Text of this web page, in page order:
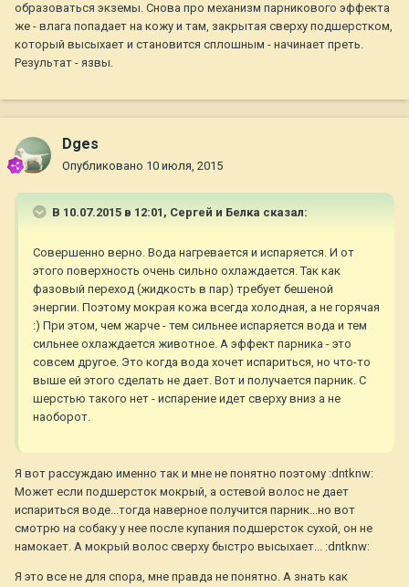
образоваться экземы. Снова про механизм парникового эффекта
же - влага попадает на кожу и там, закрытая сверху подшерстком,
который высыхает и становится сплошным - начинает преть.
Результат - язвы.
Dges
Опубликовано 10 июля, 2015
В 10.07.2015 в 12:01, Сергей и Белка сказал:
Совершенно верно. Вода нагревается и испаряется. И от
этого поверхность очень сильно охлаждается. Так как
фазовый переход (жидкость в пар) требует бешеной
энергии. Поэтому мокрая кожа всегда холодная, а не горячая
:) При этом, чем жарче - тем сильнее испаряется вода и тем
сильнее охлаждается животное. А эффект парника - это
совсем другое. Это когда вода хочет испариться, но что-то
выше ей этого сделать не дает. Вот и получается парник. С
шерстью такого нет - испарение идет сверху вниз а не
наоборот.
Я вот рассуждаю именно так и мне не понятно поэтому :dntknw:
Может если подшерсток мокрый, а остевой волос не дает
испариться воде...тогда наверное получится парник...но вот
смотрю на собаку у нее после купания подшерсток сухой, он не
намокает. А мокрый волос сверху быстро высыхает... :dntknw:
Я это все не для спора, мне правда не понятно. А знать как